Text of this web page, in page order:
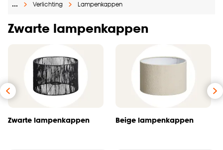
Gratis raam advies en opmeten aan huis
… Verlichting Lampenkappen
Zwarte lampenkappen
Zwarte lampenkappen Beige lampenkappen